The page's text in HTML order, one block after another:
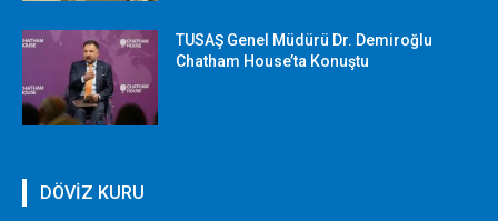
TUSAŞ Genel Müdürü Dr. Demiroğlu
Chatham House’ta Konuştu
DÖVİZ KURU